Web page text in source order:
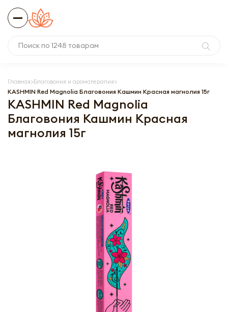
Главная Благовония и ароматерапия
KASHMIN Red Magnolia Благовония Кашмин Красная магнолия 15г
KASHMIN Red Magnolia
Благовония Кашмин Красная
магнолия 15г